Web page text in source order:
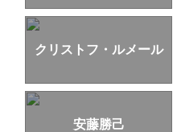
クリストフ・ルメール
安藤勝己